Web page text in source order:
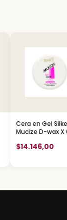
Cera en Gel
Mucize D-wax X
$14.146,00